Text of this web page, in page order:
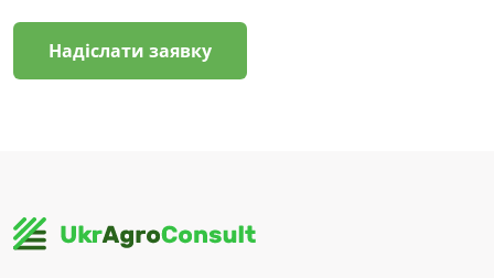
Надіслати заявку